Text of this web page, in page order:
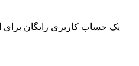
یک حساب کاربری رایگان برای